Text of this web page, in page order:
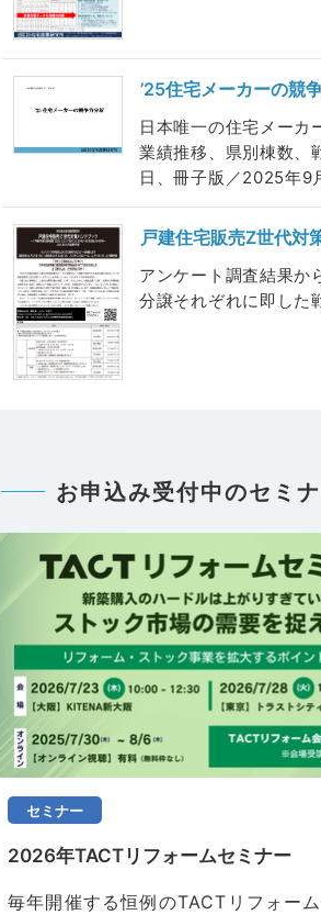
’25住宅メーカーの競
日本唯一の住宅メー
業績推移、県別棟数、
日、冊子版／2025年9
戸建住宅販売Z世代対
アンケート調査結果か
分譲それぞれに即した
お申込み受付中のセミ
セミナー
2026年TACTリフォームセミナー
毎年開催する恒例のTACTリフォーム